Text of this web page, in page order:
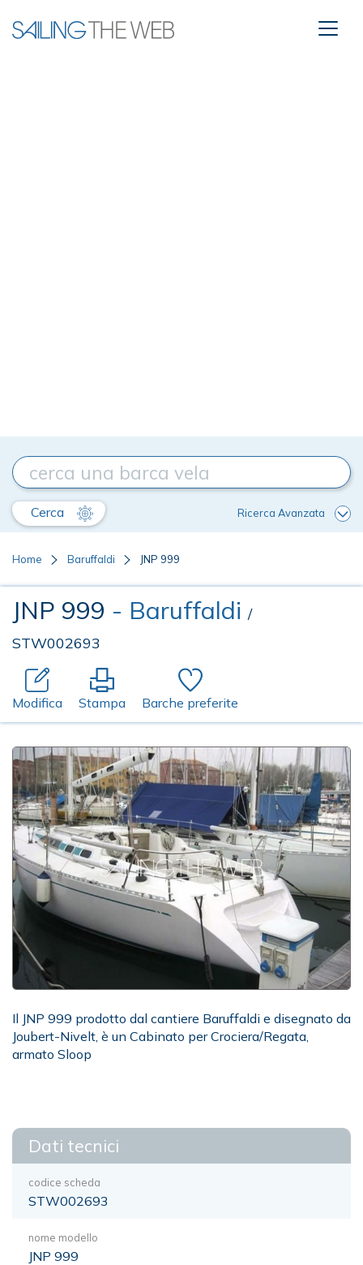
Cerca Ricerca Avanzata
Home Baruffaldi JNP 999
JNP 999 - Baruffaldi /
STW002693
Modifica Stampa Barche preferite
Il JNP 999 prodotto dal cantiere Baruffaldi e disegnato da
Joubert-Nivelt, è un Cabinato per Crociera/Regata,
armato Sloop
Dati tecnici
codice scheda
STW002693
nome modello
JNP 999